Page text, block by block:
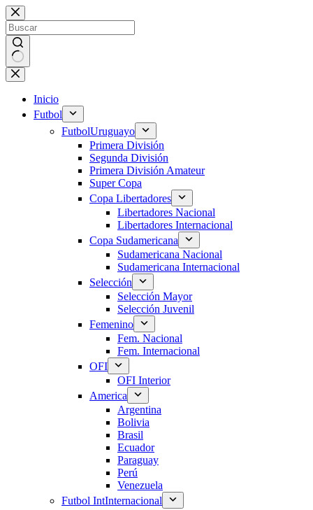
Saltar
al
contenido
Sin
resultados
Inicio
Futbol
FutbolUruguayo
Primera División
Segunda División
Primera División Amateur
Super Copa
Copa Libertadores
Libertadores Nacional
Libertadores Internacional
Copa Sudamericana
Sudamericana Nacional
Sudamericana Internacional
Selección
Selección Mayor
Selección Juvenil
Femenino
Fem. Nacional
Fem. Internacional
OFI
OFI Interior
America
Argentina
Bolivia
Brasil
Ecuador
Paraguay
Perú
Venezuela
Futbol IntInternacional